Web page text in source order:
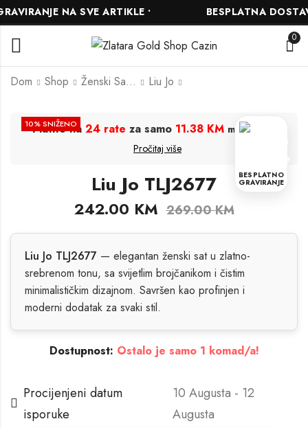
NA SVE ARTIKLE • BESPLATNA
0
Dom Shop Ženski Satovi Liu Jo
Liu Jo TLJ2327
Liu Jo TLJ2518
10% SNIŽENO
BESPLATNO
GRAVIRANJE
Platite na 24 rate za samo 11.38 KM mjesečno
Pročitaj više
Liu Jo TLJ2677
242.00 KM 269.00KM
Liu Jo TLJ2677 — elegantan ženski sat u zlatno-
srebrenom tonu, sa svijetlim brojčanikom i čistim
minimalističkim dizajnom. Savršen kao profinjen i
moderni dodatak za svaki stil.
Dostupnost: Ostalo je samo 1 komad/a!
Procijenjeni datum
isporuke
10 Augusta - 12
Augusta